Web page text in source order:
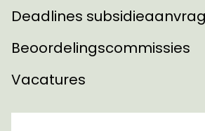
Deadlines
Beoordelingscommissies
Vacatures